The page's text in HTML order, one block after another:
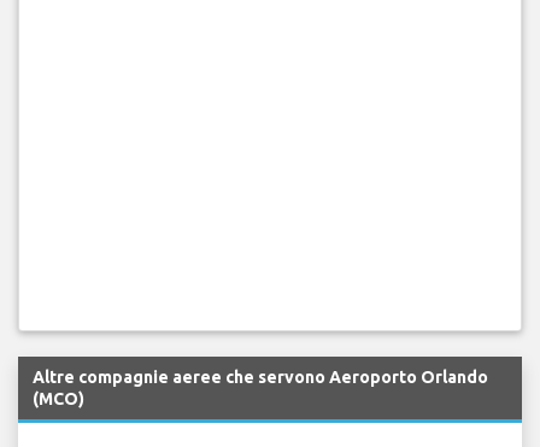
Altre compagnie aeree che servono Aeroporto Orlando
(MCO)